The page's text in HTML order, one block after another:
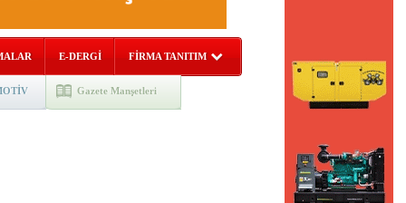
E-DERGİ FİRMA TANITIM
Gazete Manşetleri